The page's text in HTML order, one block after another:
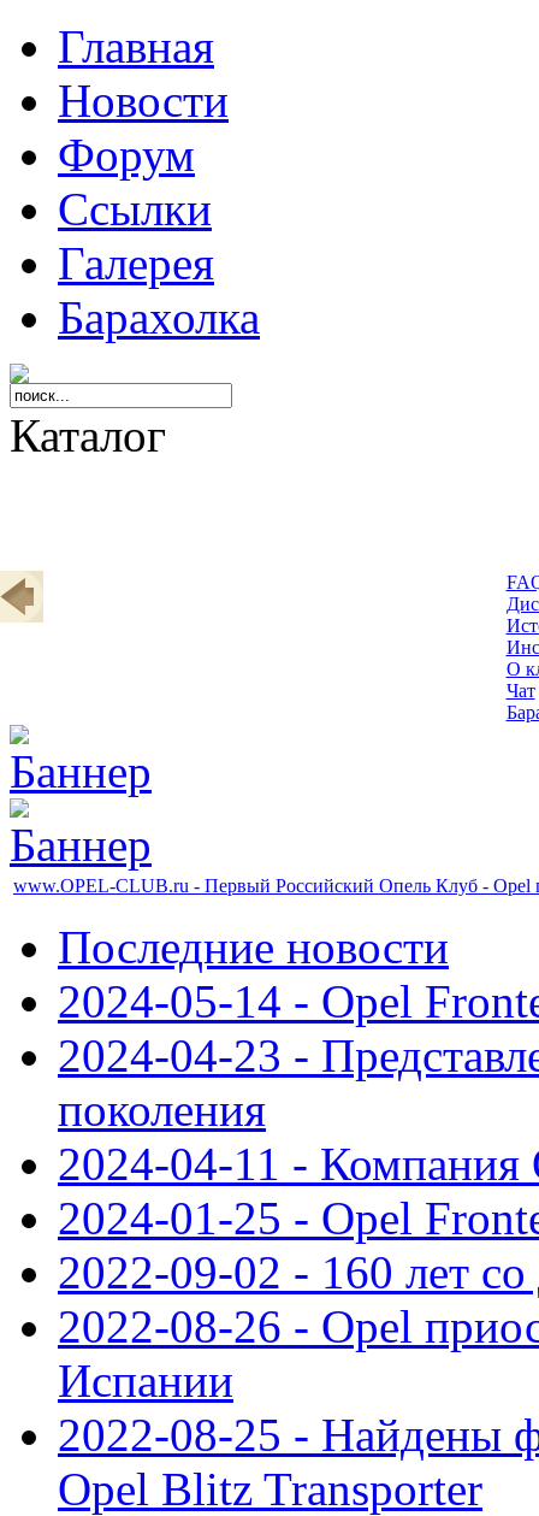
Главная
Новости
Форум
Ссылки
Галерея
Барахолка
Каталог
О
Чат
www.OPEL-CLUB.ru - Первый Российский Опель Клуб - Opel
Последние новости
2024-05-14 - Opel
2024-04-23 -
поколения
2024-04-11 - Компания
2024-01-25 - Opel
2022-09-02 - 160 лет
2022-08-26 - Opel
Испании
2022-08-25 - Найдены
Opel Blitz Transporter